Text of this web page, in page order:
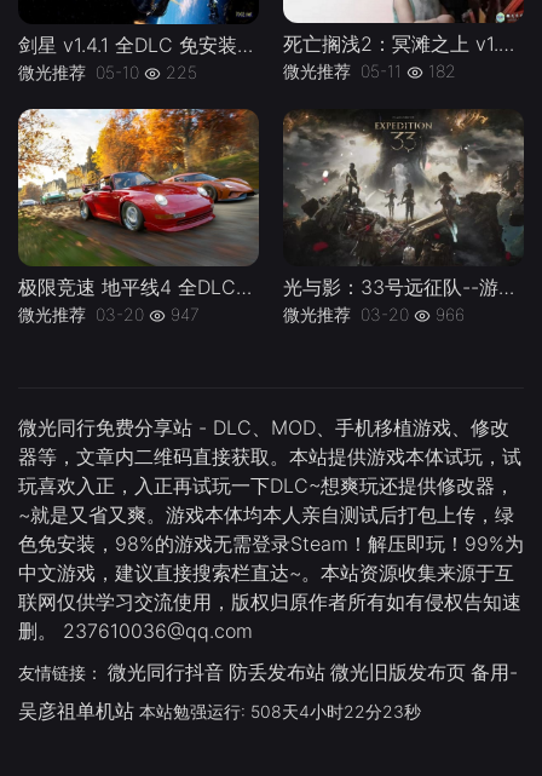
剑星 v1.4.1 全DLC 免安装中文版--游戏本体-绿色免安装-解压即玩~
微光推荐 05-10 225
死亡搁浅2：冥滩之上 v1.0.46.0--游戏本体-绿色免安装-解压即玩~
微光推荐 05-11 182
极限竞速 地平线4 全DLC终极版---游戏本体-绿色免安装-解压即玩~
微光推荐 03-20 947
光与影：33号远征队--游戏本体-绿色免安装-解压即玩~
微光推荐 03-20 966
微光同行免费分享站 - DLC、MOD、手机移植游戏、修改
器等，文章内二维码直接获取。本站提供游戏本体试玩，试
玩喜欢入正，入正再试玩一下DLC~想爽玩还提供修改器，
~就是又省又爽。游戏本体均本人亲自测试后打包上传，绿
色免安装，98%的游戏无需登录Steam！解压即玩！99%为
中文游戏，建议直接搜索栏直达~。本站资源收集来源于互
联网仅供学习交流使用，版权归原作者所有如有侵权告知速
删。 237610036@qq.com
友情链接： 微光同行抖音 防丢发布站 微光旧版发布页 备用-
吴彦祖单机站 本站勉强运行: 508天4小时22分23秒